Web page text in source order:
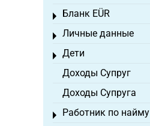
Бланк EÜR
Toggle menu
Личные данные
Toggle menu
Дети
Toggle menu
Доходы Супруг
Доходы Супруга
Работник по найму
Toggle menu